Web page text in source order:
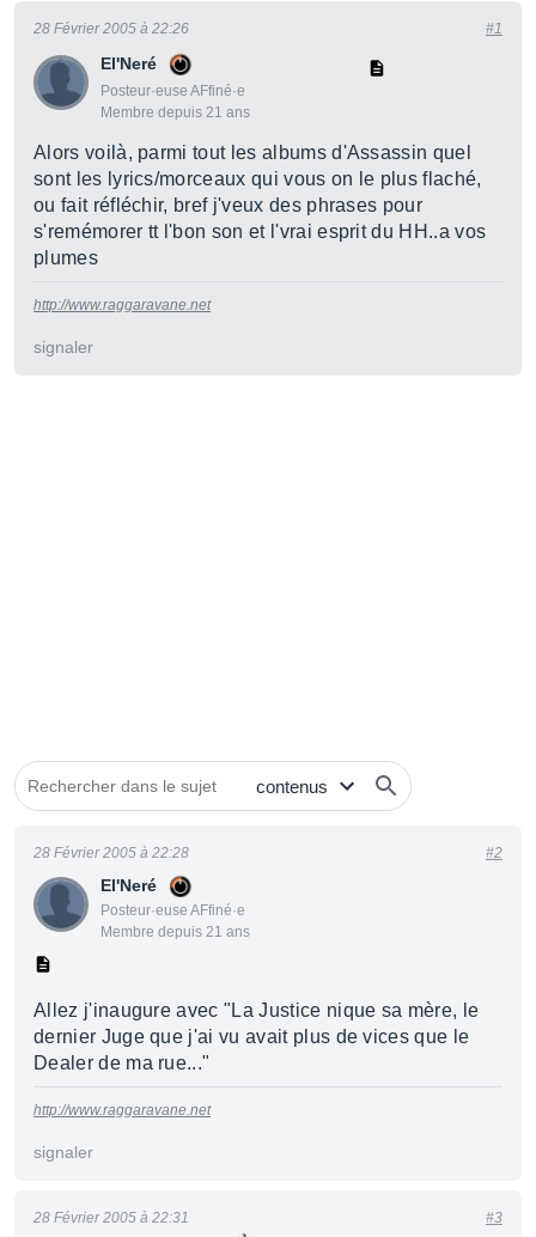
El'Neré
Posteur·euse AFfiné·e
Membre depuis 21 ans
28 Février 2005 à 22:26 #1
Alors voilà, parmi tout les albums d'Assassin quel
sont les lyrics/morceaux qui vous on le plus flaché,
ou fait réfléchir, bref j'veux des phrases pour
s'remémorer tt l'bon son et l'vrai esprit du HH..a vos
plumes
http://www.raggaravane.net
signaler
El'Neré
Posteur·euse AFfiné·e
Membre depuis 21 ans
28 Février 2005 à 22:28 #2
Allez j'inaugure avec "La Justice nique sa mère, le
dernier Juge que j'ai vu avait plus de vices que le
Dealer de ma rue..."
http://www.raggaravane.net
signaler
28 Février 2005 à 22:31 #3